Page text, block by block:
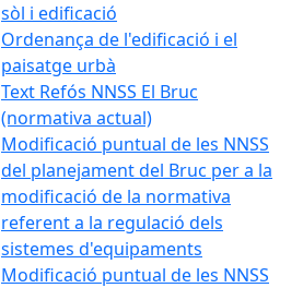
sòl i edificació
Ordenança de l'edificació i el
paisatge urbà
Text Refós NNSS El Bruc
(normativa actual)
Modificació puntual de les NNSS
del planejament del Bruc per a la
modificació de la normativa
referent a la regulació dels
sistemes d'equipaments
Modificació puntual de les NNSS